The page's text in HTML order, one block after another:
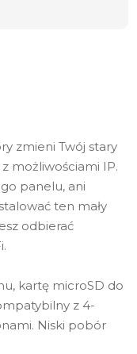
zmieni Twój stary
możliwościami IP.
panelu, ani
ten mały
odbierać
kartę microSD do
z 4-
Niski pobór